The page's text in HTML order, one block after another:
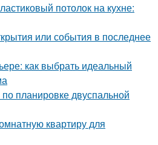
потолок на кухне:
или события в последнее
как выбрать идеальный
планировке двуспальной
квартиру для